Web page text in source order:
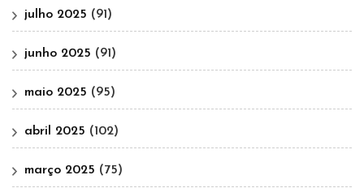
julho 2025 (91)
junho 2025 (91)
maio 2025 (95)
abril 2025 (102)
março 2025 (75)